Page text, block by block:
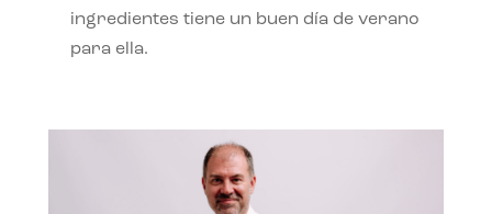
ingredientes tiene un buen día de verano
para ella.